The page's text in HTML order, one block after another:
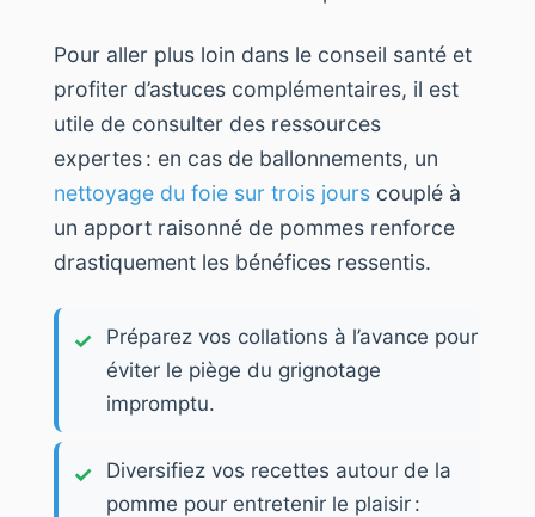
Pour aller plus loin dans le conseil santé et
profiter d’astuces complémentaires, il est
utile de consulter des ressources
expertes : en cas de ballonnements, un
nettoyage du foie sur trois jours couplé à
un apport raisonné de pommes renforce
drastiquement les bénéfices ressentis.
Préparez vos collations à l’avance pour
éviter le piège du grignotage
impromptu.
Diversifiez vos recettes autour de la
pomme pour entretenir le plaisir :